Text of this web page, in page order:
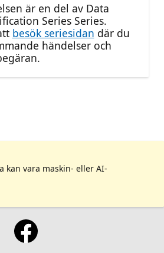
är en del av Data
Series Series.
besök seriesidan där du
händelser och
kan vara maskin- eller AI-